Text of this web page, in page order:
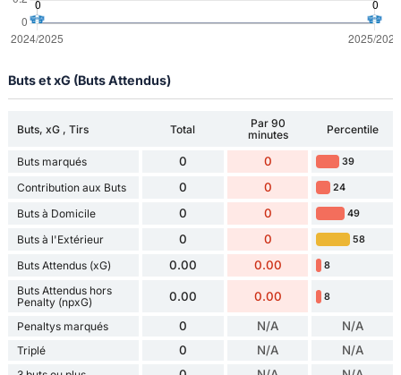
Buts et xG (Buts Attendus)
Buts, xG , Tirs Total
Par 90
minutes
Percentile
Buts marqués 0 0 39
Contribution aux Buts 0 0 24
Buts à Domicile 0 0 49
Buts à l'Extérieur 0 0 58
Buts Attendus (xG) 0.00 0.00 8
Buts Attendus hors
Penalty (npxG)
0.00 0.00 8
Penaltys marqués 0 N/A N/A
Triplé 0 N/A N/A